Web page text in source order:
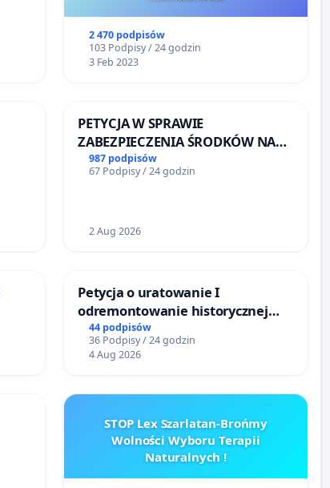
2 470 podpisów
103 Podpisy / 24 godzin
3 Feb 2023
PETYCJA W SPRAWIE
ZABEZPIECZENIA ŚRODKÓW NA
FUNKCJONOWANIE SCHRONISKA
DLA BEZDOMNYCH ZWIERZĄT W
987 podpisów
67 Podpisy / 24 godzin
2 Aug 2026
Petycja o uratowanie I
odremontowanie historycznej
Lokomotywy sm42-914
44 podpisów
36 Podpisy / 24 godzin
4 Aug 2026
STOP Lex Szarlatan-Brońmy
Wolności Wyboru Terapii
Naturalnych !